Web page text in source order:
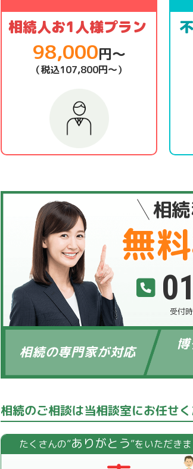
相続人お1人様プラン
98,000円～
（税込107,800円～）
相
無
相続の専門家が対応
相続のご相談は当相談室にお任せ
たくさんの”ありがとう”をいただきま